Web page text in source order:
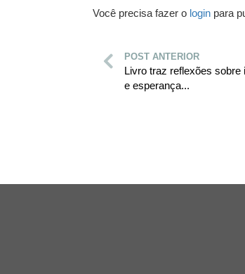
Você precisa fazer o login para
POST ANTERIOR
Livro traz reflexões sobre
e esperança...